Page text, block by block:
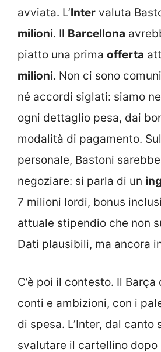
avviata. L’Inter valuta
milioni. Il Barcellona
piatto una prima offerta
milioni. Non ci sono
né accordi siglati: siamo
ogni dettaglio pesa, dai
modalità di pagamento.
personale, Bastoni
negoziare: si parla di un
7 milioni lordi, bonus
attuale stipendio che non
Dati plausibili, ma ancora
C’è poi il contesto. Il
conti e ambizioni, con i
di spesa. L’Inter, dal canto
svalutare il cartellino dopo